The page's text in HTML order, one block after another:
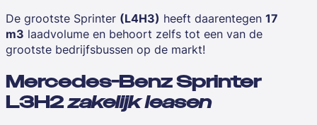
De grootste Sprinter (L4H3) heeft daarentegen 17
m3 laadvolume en behoort zelfs tot een van de
grootste bedrijfsbussen op de markt!
Mercedes-Benz Sprinter
L3H2zakelijk leasen